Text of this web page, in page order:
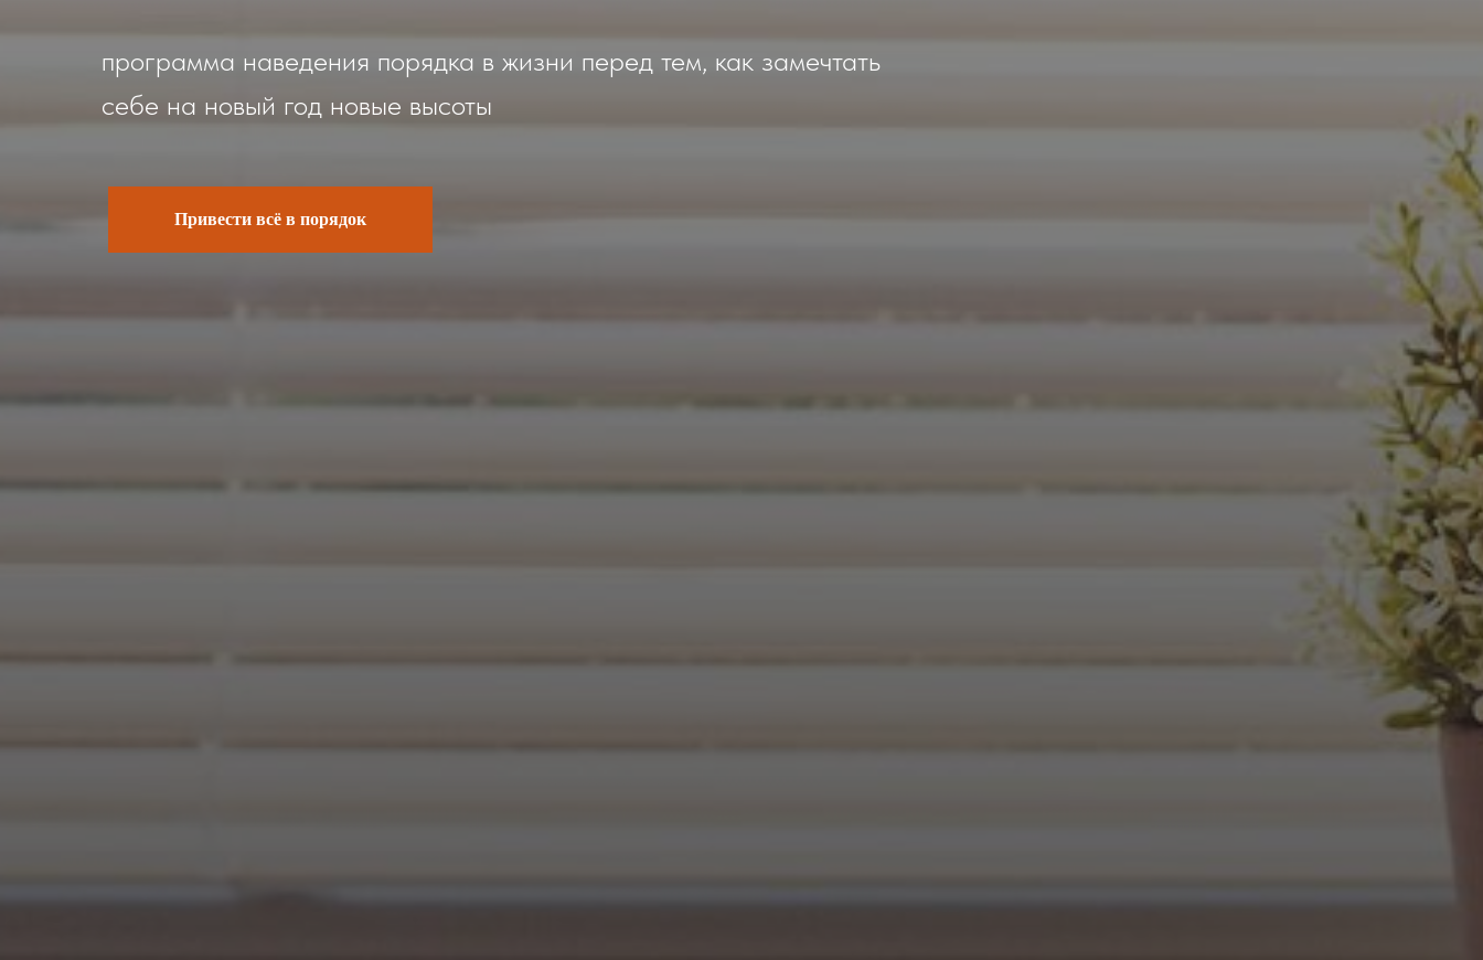
программа наведения порядка в жизни перед тем, как замечтать
себе на новый год новые высоты
Привести всё в порядок